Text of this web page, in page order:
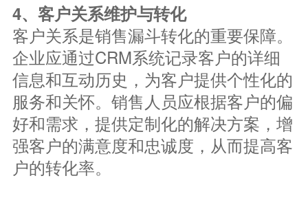
4、客户关系维护与转化
客户关系是销售漏斗转化的重要保障。
企业应通过CRM系统记录客户的详细
信息和互动历史，为客户提供个性化的
服务和关怀。销售人员应根据客户的偏
好和需求，提供定制化的解决方案，增
强客户的满意度和忠诚度，从而提高客
户的转化率。